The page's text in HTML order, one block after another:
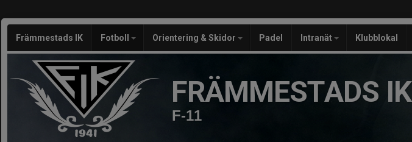
Främmestads IK Fotboll Orientering & Skidor Padel Intranät Klubblokal
FRÄMMESTADS IK
F-11